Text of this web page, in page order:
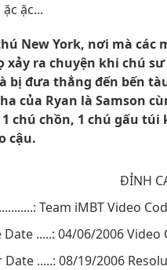
ặc...
New York, nơi mà
xảy ra chuyện khi chú
bị đưa thẳng đến bến
của Ryan là Samson
1 chú chồn, 1 chú gấu
cậu.
ĐỈNH
Team iMBT Video
Date .....: 04/06/2006
.....: 08/19/2006